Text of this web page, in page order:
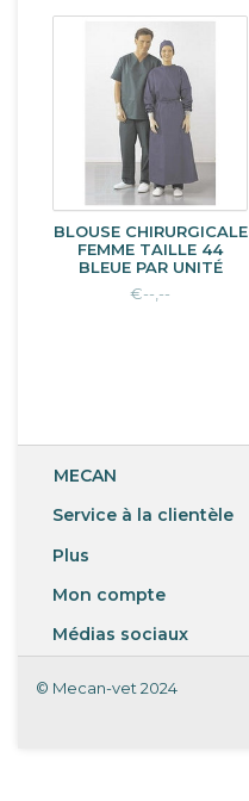
BLOUSE CHIRURGICALE
FEMME TAILLE 44
BLEUE PAR UNITÉ
€--,--
MECAN
Service à la clientèle
Plus
Mon compte
Médias sociaux